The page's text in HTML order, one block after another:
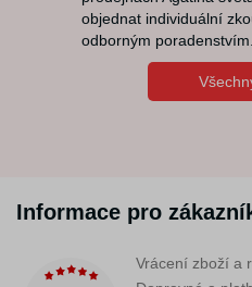
objednat individuální
odborným poradenstvím.
Informace pro
Vrácení zboží a